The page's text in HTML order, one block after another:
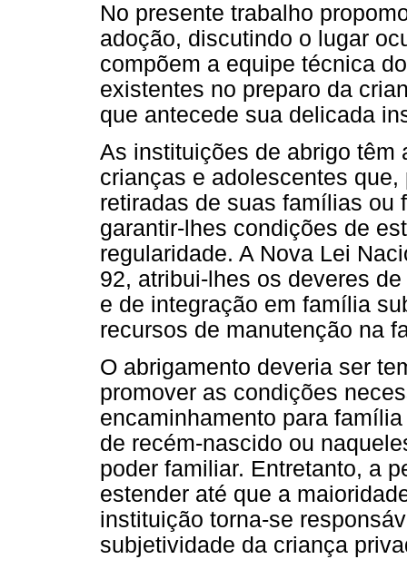
No presente trabalho
adoção, discutindo o lugar
compõem a equipe técnica
existentes no preparo da
que antecede sua delicada
As instituições de abrigo têm
crianças e adolescentes
retiradas de suas famílias ou
garantir-lhes condições de
regularidade. A Nova Lei
92, atribui-lhes os deveres
e de integração em família
recursos de manutenção na
O abrigamento deveria ser
promover as condições
encaminhamento para
de recém-nascido ou
poder familiar. Entretanto, a
estender até que a
instituição torna-se
subjetividade da criança